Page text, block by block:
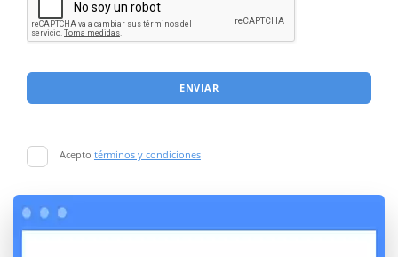
ENVIAR
Acepto términos y condiciones